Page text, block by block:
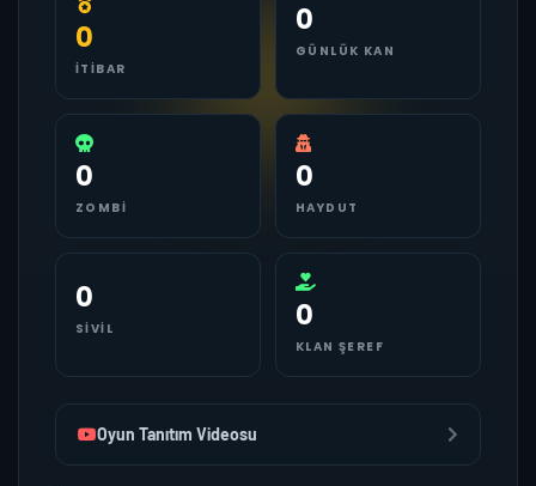
0
İTIBAR
0
GÜNLÜK KAN
0
ZOMBI
0
HAYDUT
0
SIVIL 0
KLAN ŞEREF
Oyun Tanıtım Videosu